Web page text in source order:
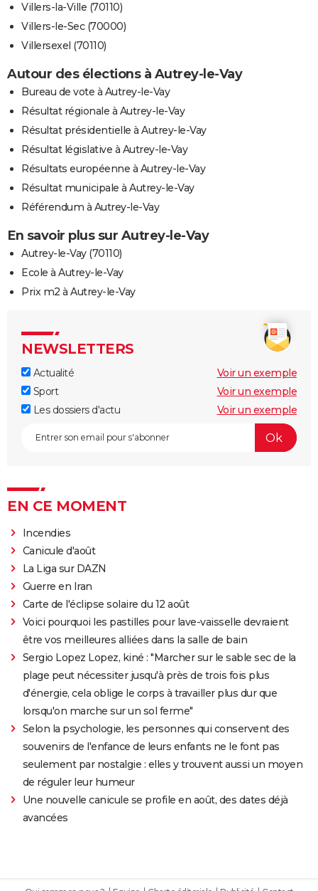
Villers-la-Ville (70110)
Villers-le-Sec (70000)
Villersexel (70110)
Autour des élections à Autrey-le-Vay
Bureau de vote à Autrey-le-Vay
Résultat régionale à Autrey-le-Vay
Résultat présidentielle à Autrey-le-Vay
Résultat législative à Autrey-le-Vay
Résultats européenne à Autrey-le-Vay
Résultat municipale à Autrey-le-Vay
Référendum à Autrey-le-Vay
En savoir plus sur Autrey-le-Vay
Autrey-le-Vay (70110)
Ecole à Autrey-le-Vay
Prix m2 à Autrey-le-Vay
NEWSLETTERS
Actualité
Voir un exemple
Sport
Voir un exemple
Les dossiers d'actu
Voir un exemple
EN CE MOMENT
Incendies
Canicule d'août
La Liga sur DAZN
Guerre en Iran
Carte de l'éclipse solaire du 12 août
Voici pourquoi les pastilles pour lave-vaisselle devraient
être vos meilleures alliées dans la salle de bain
Sergio Lopez Lopez, kiné : "Marcher sur le sable sec de la
plage peut nécessiter jusqu'à près de trois fois plus
d'énergie, cela oblige le corps à travailler plus dur que
lorsqu'on marche sur un sol ferme"
Selon la psychologie, les personnes qui conservent des
souvenirs de l'enfance de leurs enfants ne le font pas
seulement par nostalgie : elles y trouvent aussi un moyen
de réguler leur humeur
Une nouvelle canicule se profile en août, des dates déjà
avancées